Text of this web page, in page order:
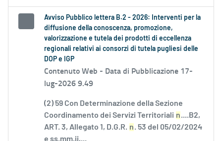
Avviso Pubblico lettera B.2 - 2026: Interventi per la
diffusione della conoscenza, promozione,
valorizzazione e tutela dei prodotti di eccellenza
regionali relativi ai consorzi di tutela pugliesi delle
DOP e IGP
Contenuto Web - Data di Pubblicazione 17-
lug-2026 9.49
(2) 59 Con Determinazione della Sezione
Coordinamento dei Servizi Territoriali n....B2,
ART. 3, Allegato 1, D.G.R. n. 53 del 05/02/2024
e ss.mm.ii,...